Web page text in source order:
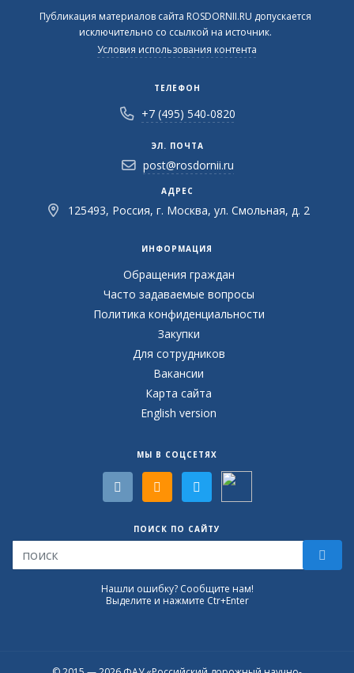
Публикация материалов сайта ROSDORNII.RU допускается
исключительно со ссылкой на источник.
Условия использования контента
ТЕЛЕФОН
+7 (495) 540-0820
ЭЛ. ПОЧТА
post@rosdornii.ru
АДРЕС
125493, Россия, г. Москва, ул. Смольная, д. 2
ИНФОРМАЦИЯ
Обращения граждан
Часто задаваемые вопросы
Политика конфиденциальности
Закупки
Для сотрудников
Вакансии
Карта сайта
English version
МЫ В СОЦСЕТЯХ
ПОИСК ПО САЙТУ
Нашли ошибку? Сообщите нам!
Выделите и нажмите Ctr+Enter